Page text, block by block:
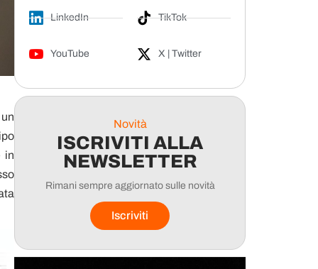
in
LinkedIn
YouTube
TikTok
X | Twitter
Novità
ISCRIVITI ALLA
NEWSLETTER
Rimani sempre aggiornato sulle novità
Iscriviti